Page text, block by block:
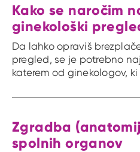
Kako se naročim
ginekološki
Da lahko opraviš
pregled, se je potrebno
katerem od ginekologov, ki
Zgradba
spolnih organov